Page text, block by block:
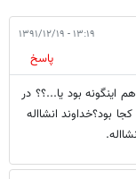
۱۳:۱۹ - ۱۳۹۱/۱۲/۱۹
پاسخ
اینگونه بود یا...؟؟ در
بود؟خداوند انشااله